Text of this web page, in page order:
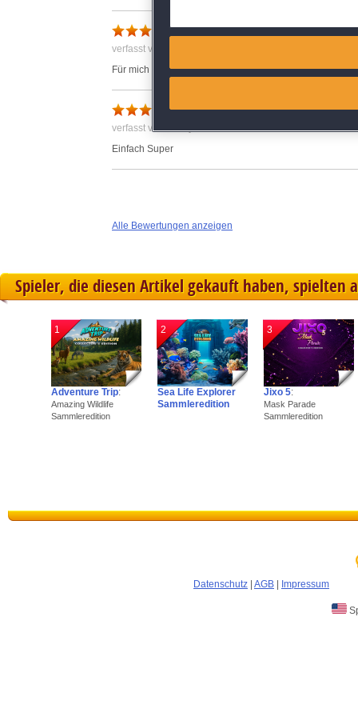
Stressig aber sehr schön
verfasst von Anonym am 25.09.2017 um 20:26
Für mich war es ein bischen stressig, aber schönes
Mega
verfasst von Anonym am 14.09.2017 um 19:37
Einfach Super
Alle Bewertungen anzeigen
Spieler, die diesen Artikel gekauft haben, spielten
1
Adventure Trip:
Amazing Wildlife
Sammleredition
2
Sea Life Explorer
Sammleredition
3
Jixo 5:
Mask Parade
Sammleredition
Datenschutz AGB Impressum